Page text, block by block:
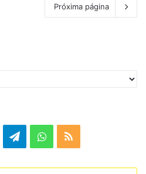
Próxima página
W